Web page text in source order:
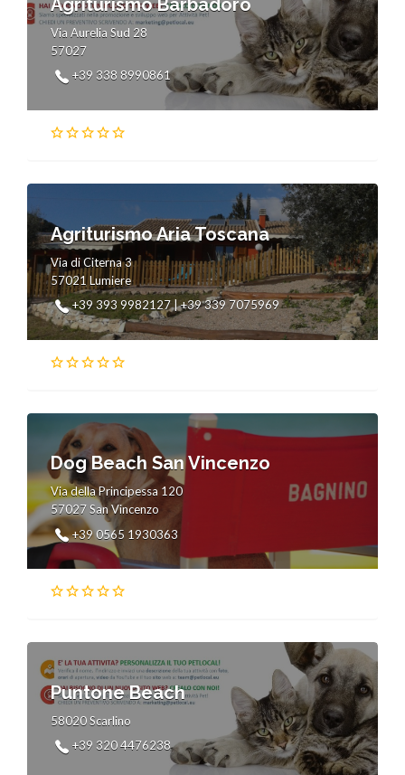
Agriturismo Barbadoro
Via Aurelia Sud 28
57027
+39 338 8990861
Agriturismo Aria Toscana
Via di Citerna 3
57021 Lumiere
+39 393 9982127 | +39 339 7075969
Dog Beach San Vincenzo
Via della Principessa 120
57027 San Vincenzo
+39 0565 1930363
Puntone Beach
58020 Scarlino
+39 320 4476238